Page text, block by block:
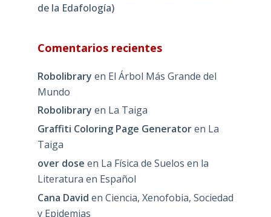
de la Edafología)
Comentarios recientes
Robolibrary en El Árbol Más Grande del
Mundo
Robolibrary en La Taiga
Graffiti Coloring Page Generatoren La
Taiga
over dose en La Física de Suelos en la
Literatura en Español
Cana David en Ciencia, Xenofobia, Sociedad
y Epidemias